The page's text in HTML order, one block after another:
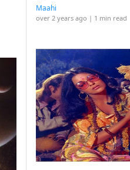
Maahi
over 2 years ago | 1 min read